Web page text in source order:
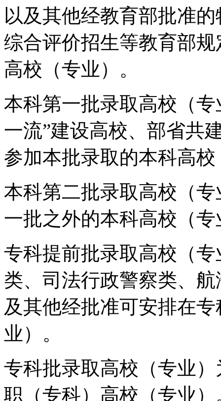
以及其他经教育部批准
综合评价招生等教育部
高校（专业）。
本科第一批录取高校（
一流”建设高校、部省共
参加本批录取的本科高
本科第二批录取高校（
一批之外的本科高校（专
专科提前批录取高校（
类、司法行政警察类、
及其他经批准可安排在
业）。
专科批录取高校（专业
职（专科）高校（专业）